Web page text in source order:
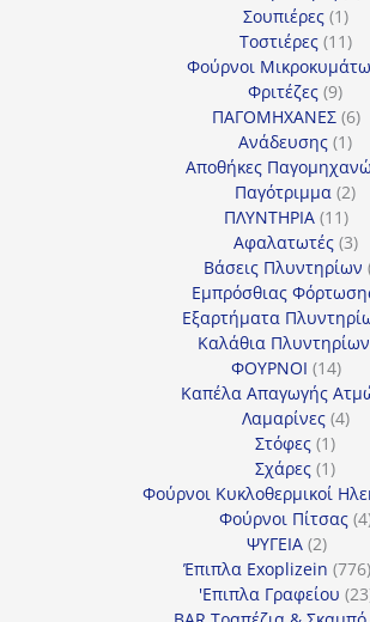
Σουπιέρες 11
Τοστιέρες 1111
Φούρνοι
Φριτέζες 99
ΠΑΓΟΜΗΧΑΝΕΣ 66
Ανάδευσης 11
Αποθήκες
Παγότριμμα 22
ΠΛΥΝΤΗΡΙΑ 1111
Αφαλατωτές 33
Βάσεις Πλυντηρίων
Εμπρόσθιας
Εξαρτήματα
Καλάθια Πλυντηρίων
ΦΟΥΡΝΟΙ 1414
Καπέλα Απαγωγής
Λαμαρίνες 44
Στόφες 11
Σχάρες 11
Φούρνοι Κυκλοθερμικοί
Φούρνοι Πίτσας 4
ΨΥΓΕΙΑ 22
Έπιπλα Exoplizein 776
'Επιπλα Γραφείου 23